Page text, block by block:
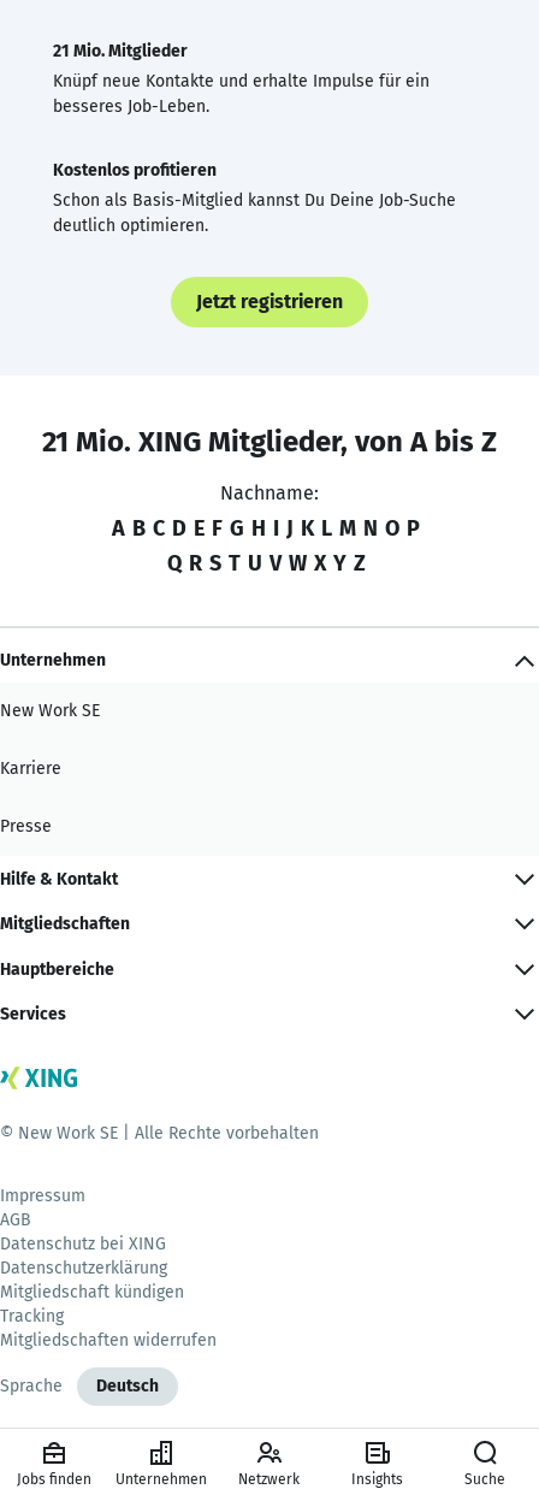
21 Mio. Mitglieder
Knüpf neue Kontakte und erhalte Impulse für ein
besseres Job-Leben.
Kostenlos profitieren
Schon als Basis-Mitglied kannst Du Deine Job-Suche
deutlich optimieren.
Jetzt registrieren
21 Mio. XING Mitglieder, von A bis Z
Nachname:
A B C D E F G H I J K L M N O P
Q R S T U V W X Y Z
Unternehmen
New Work SE
Karriere
Presse
Hilfe & Kontakt
Mitgliedschaften
Hauptbereiche
Services
© New Work SE | Alle Rechte vorbehalten
Impressum
AGB
Datenschutz bei XING
Datenschutzerklärung
Mitgliedschaft kündigen
Tracking
Mitgliedschaften widerrufen
Sprache Deutsch
Jobs finden Unternehmen Netzwerk Insights Suche